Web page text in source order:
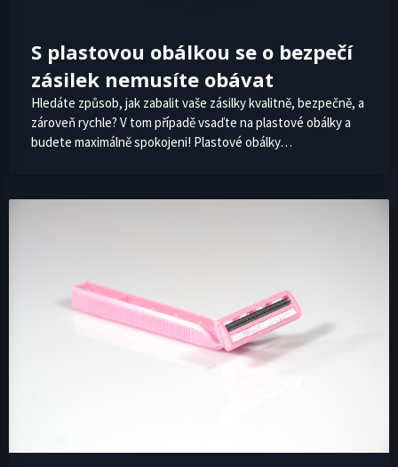
S plastovou obálkou se o bezpečí
zásilek nemusíte obávat
Hledáte způsob, jak zabalit vaše zásilky kvalitně, bezpečně, a
zároveň rychle? V tom případě vsaďte na plastové obálky a
budete maximálně spokojeni! Plastové obálky…